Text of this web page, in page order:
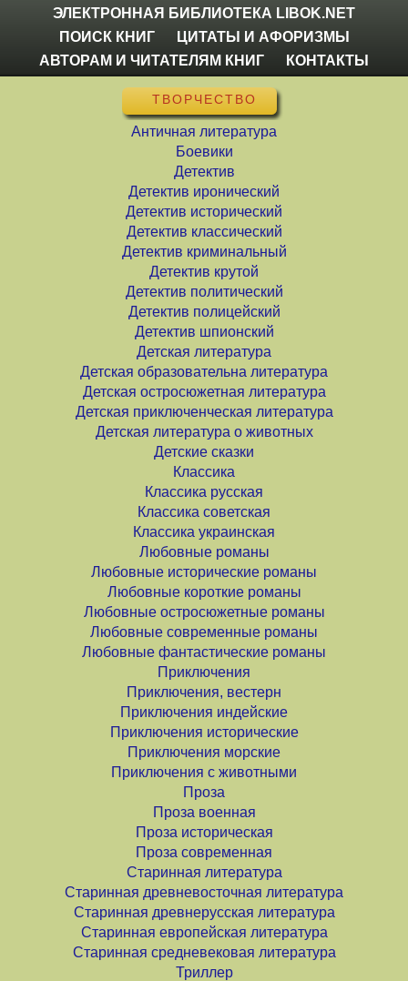
ЭЛЕКТРОННАЯ БИБЛИОТЕКА LIBOK.NET
ПОИСК КНИГ
ЦИТАТЫ И АФОРИЗМЫ
АВТОРАМ И ЧИТАТЕЛЯМ КНИГ
КОНТАКТЫ
ТВОРЧЕСТВО
Античная литература
Боевики
Детектив
Детектив иронический
Детектив исторический
Детектив классический
Детектив криминальный
Детектив крутой
Детектив политический
Детектив полицейский
Детектив шпионский
Детская литература
Детская образовательна литература
Детская остросюжетная литература
Детская приключенческая литература
Детская литература о животных
Детские сказки
Классика
Классика русская
Классика советская
Классика украинская
Любовные романы
Любовные исторические романы
Любовные короткие романы
Любовные остросюжетные романы
Любовные современные романы
Любовные фантастические романы
Приключения
Приключения, вестерн
Приключения индейские
Приключения исторические
Приключения морские
Приключения с животными
Проза
Проза военная
Проза историческая
Проза современная
Старинная литература
Старинная древневосточная литература
Старинная древнерусская литература
Старинная европейская литература
Старинная средневековая литература
Триллер